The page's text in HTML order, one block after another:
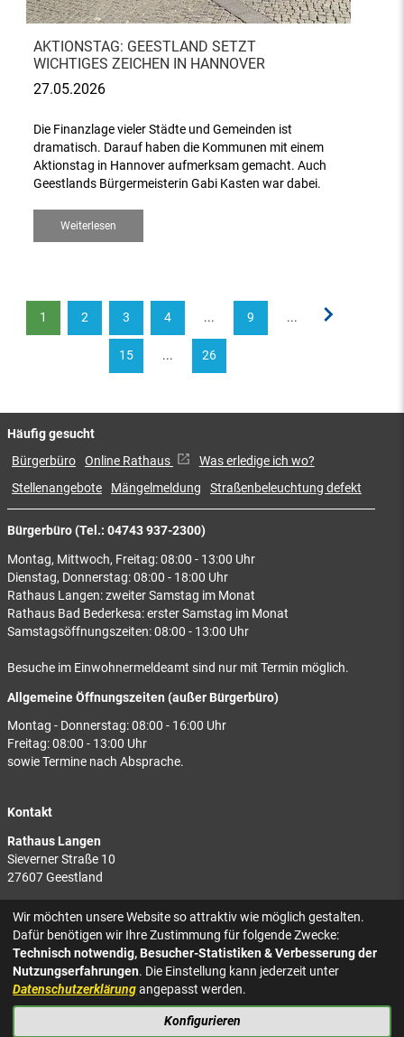
AKTIONSTAG: GEESTLAND SETZT
WICHTIGES ZEICHEN IN HANNOVER
27.05.2026
Die Finanzlage vieler Städte und Gemeinden ist
dramatisch. Darauf haben die Kommunen mit einem
Aktionstag in Hannover aufmerksam gemacht. Auch
Geestlands Bürgermeisterin Gabi Kasten war dabei.
Weiterlesen
1 2 3 4 ... 9 ...
15 ... 26
Bürgerbüro (Tel.: 04743 937-2300)
Montag, Mittwoch, Freitag: 08:00 - 13:00 Uhr
Dienstag, Donnerstag: 08:00 - 18:00 Uhr
Rathaus Langen: zweiter Samstag im Monat
Rathaus Bad Bederkesa: erster Samstag im Monat
Samstagsöffnungszeiten: 08:00 - 13:00 Uhr
Besuche im Einwohnermeldeamt sind nur mit Termin möglich.
Allgemeine Öffnungszeiten (außer Bürgerbüro)
Montag - Donnerstag: 08:00 - 16:00 Uhr
Freitag: 08:00 - 13:00 Uhr
sowie Termine nach Absprache.
Kontakt
Rathaus Langen
Sieverner Straße 10
27607 Geestland
Rathaus Bad Bederkesa
Am Markt 8
27624 Geestland
Tel.: 04743 937-2300
Häufig gesucht
Bürgerbüro Online Rathaus
Was erledige ich wo?
Stellenangebote
Mängelmeldung Straßenbeleuchtung defekt
KONTAKT NACH OBEN
Wir möchten unsere Website so attraktiv wie möglich gestalten.
Dafür benötigen wir Ihre Zustimmung für folgende Zwecke:
Technisch notwendig, Besucher-Statistiken & Verbesserung der
Nutzungserfahrungen. Die Einstellung kann jederzeit unter
Datenschutzerklärungangepasst werden.
Konfigurieren